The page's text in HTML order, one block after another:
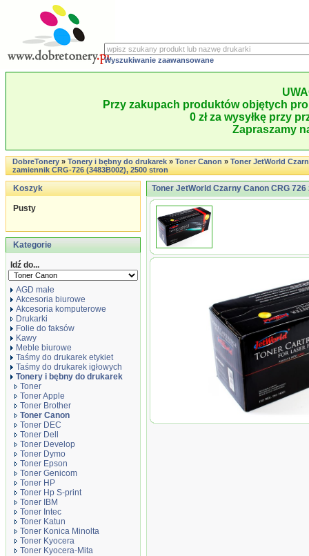
Wyszukiwanie zaawansowane
Przy zakupach produktów objętych
0 zł za wysyłkę przy
Zapraszamy
DobreTonery»Tonery i bębny do drukarek»Toner Canon»Toner JetWorld
zamiennik CRG-726 (3483B002), 2500 stron
Koszyk
Pusty
Kategorie
Idź do...
AGD małe
Akcesoria biurowe
Akcesoria komputerowe
Drukarki
Folie do faksów
Kawy
Meble biurowe
Taśmy do drukarek etykiet
Taśmy do drukarek igłowych
Tonery i bębny do drukarek
Toner
Toner Apple
Toner Brother
Toner Canon
Toner DEC
Toner Dell
Toner Develop
Toner Dymo
Toner Epson
Toner Genicom
Toner HP
Toner Hp S-print
Toner IBM
Toner Intec
Toner Katun
Toner Konica Minolta
Toner Kyocera
Toner Kyocera-Mita
Toner JetWorld Czarny Canon CRG
Toner JetWorld Czarny